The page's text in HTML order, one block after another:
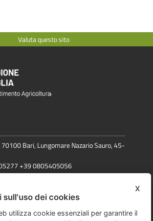
Valuta questo sito
70100 Bari, Lungomare Nazario Sauro, 45-
+39 0805405056
x
sull'uso dei cookies
utilizza cookie essenziali per garantire il